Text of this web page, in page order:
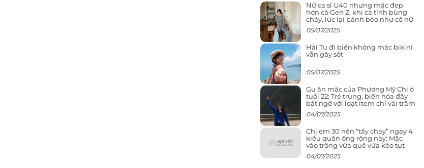
Nữ ca sĩ U40 nhưng mặc đẹp
hơn cả Gen Z, khi cá tính bùng
cháy, lúc lại bánh bèo như cô nữ
chính ngôn tình
05/07/2025
Hải Tú đi biển không mặc bikini
vẫn gây sốt
05/07/2025
Gu ăn mặc của Phương Mỹ Chi ở
tuổi 22: Trẻ trung, biến hóa đầy
bất ngờ với loạt item chỉ vài trăm
nghìn đã mua được
04/07/2025
Chị em 30 nên “tẩy chay” ngay 4
kiểu quần ống rộng này: Mặc
vào trông vừa quê vừa kéo tụt
chiều cao
04/07/2025